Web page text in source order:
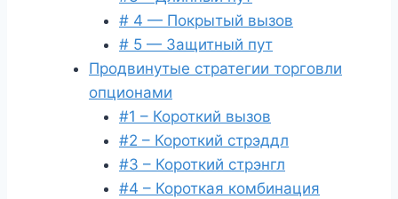
# 4 — Покрытый вызов
# 5 — Защитный пут
Продвинутые стратегии торговли
опционами
#1 – Короткий вызов
#2 – Короткий стрэддл
#3 – Короткий стрэнгл
#4 – Короткая комбинация